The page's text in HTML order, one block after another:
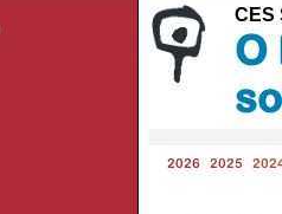
CES
O
2026 2025